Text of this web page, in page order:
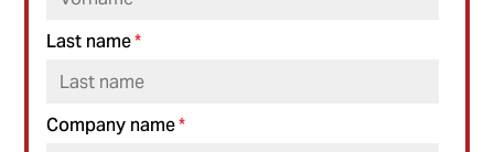
Last name*
Company name*